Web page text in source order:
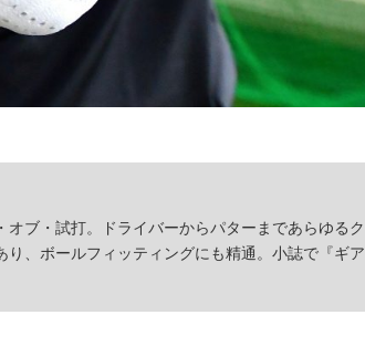
ブ・試打。ドライバーからパターまであらゆるク
り、ボールフィッティングにも精通。小誌で『ギア